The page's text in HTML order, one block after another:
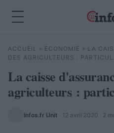
Rechercher
ACCUEIL » ECONOMIE » LA
DES AGRICULTEURS :
La caisse
agriculteurs :
Infos.fr Unit · 12 avril 2020 · 2